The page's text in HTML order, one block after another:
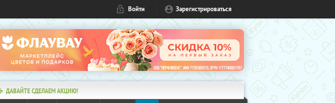
Войти Зарегистрироваться
ДАВАЙТЕ СДЕЛАЕМ АКЦИЮ!